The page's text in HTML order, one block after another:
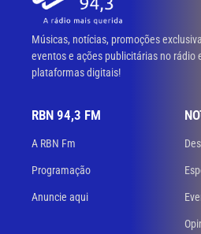
Músicas, notícias, promoções
eventos e ações publicitárias no rádio
plataformas digitais!
RBN 94,3 FM
A RBN Fm
Programação
Anuncie aqui